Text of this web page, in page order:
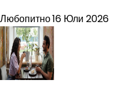
Любопитно16 Юли 2026